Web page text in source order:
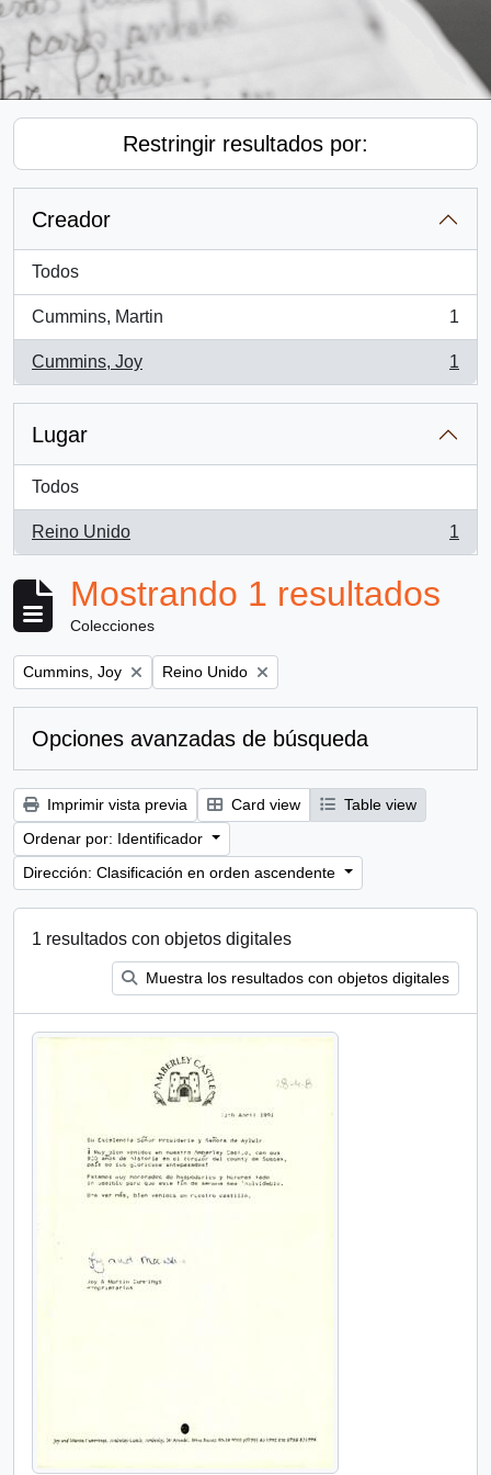
Restringir resultados por:
Creador
Todos
Cummins, Martin
, 1 resultados
1
Cummins, Joy
, 1 resultados
1
Lugar
Todos
Reino Unido
, 1 resultados
1
Mostrando 1 resultados
Colecciones
Remove filter:
Cummins, Joy Remove filter:
Reino Unido
Opciones avanzadas de búsqueda
Imprimir vista previa Card view
Table view
Ordenar por: Identificador
Dirección: Clasificación en orden ascendente
1 resultados con objetos digitales
Muestra los resultados con objetos digitales